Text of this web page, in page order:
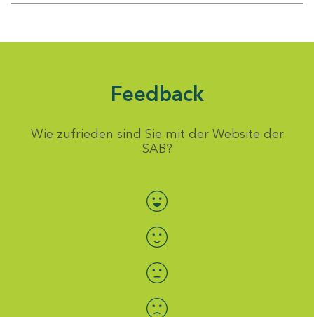
Feedback
Wie zufrieden sind Sie mit der Website der
SAB?
Bewertung auswählen